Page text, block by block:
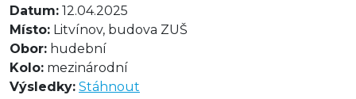
Datum: 12.04.2025
Místo: Litvínov, budova ZUŠ
Obor: hudební
Kolo: mezinárodní
Výsledky: Stáhnout